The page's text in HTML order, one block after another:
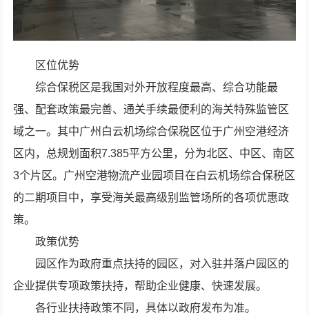
区位优势
综合保税区是我国对外开放程度最高、综合功能最
强、配套政策最完善、通关手续最便利的海关特殊监管区
域之一。其中广州白云机场综合保税区位于广州空港经济
区内，总规划面积7.385平方公里，分为北区、中区、南区
3个片区。广州空港物流产业园项目在白云机场综合保税区
的二期项目中，享受海关最高级别监管场所的各项优惠政
策。
政策优势
园区作为政府重点扶持的园区，对入驻并落户园区的
企业提供专项政策扶持，帮助企业健康、快速发展。
各行业扶持政策不同，具体以政府发布为准。